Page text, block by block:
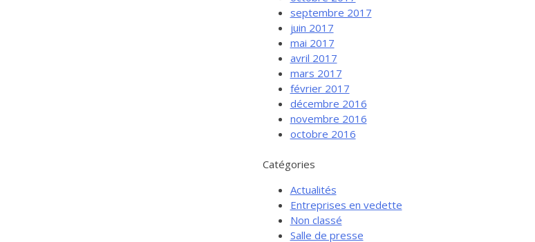
Services aux entreprises
Innovation / Productivité
Investir en Nouvelle-Beauce
Services-conseils – démarrage
septembre 2017
juin 2017
mai 2017
avril 2017
mars 2017
février 2017
décembre 2016
novembre 2016
octobre 2016
Catégories
Actualités
Entreprises en vedette
Non classé
Salle de presse